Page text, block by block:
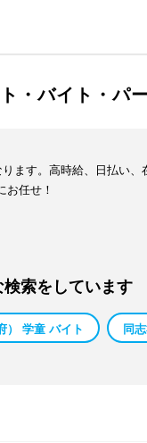
・バイト・パ
ます。高時給、日払い
お任せ！
索をしています
） 学童 バイト 同